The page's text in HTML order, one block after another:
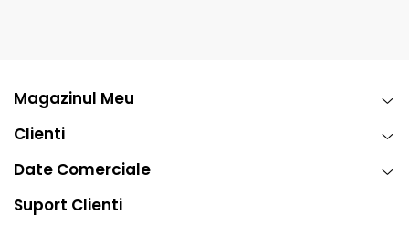
Magazinul Meu
Clienti
Date Comerciale
Suport Clienti